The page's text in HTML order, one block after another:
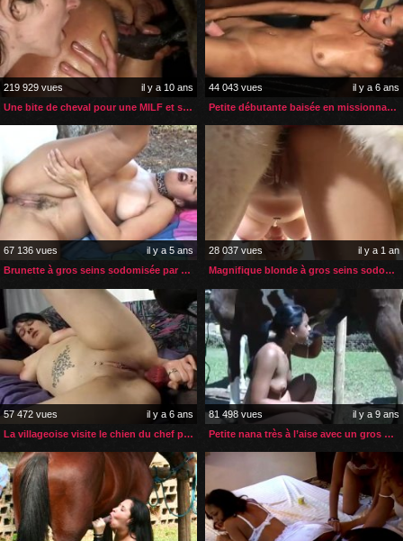
219 929 vues
il y a 10 ans
Une bite de cheval pour une MILF et sa copine
44 043 vues
il y a 6 ans
Petite débutante baisée en missionnaire par son cheval
67 136 vues
il y a 5 ans
Brunette à gros seins sodomisée par son poney blanc
28 037 vues
il y a 1 an
Magnifique blonde à gros seins sodomisée par son husky
57 472 vues
il y a 6 ans
La villageoise visite le chien du chef pour une sodomie
81 498 vues
il y a 9 ans
Petite nana très à l’aise avec un gros sexe de cheval